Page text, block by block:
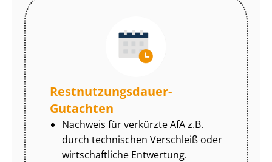
Rest­nut­zungs­dau­er-
Gutachten
Nachweis für verkürzte AfA z.B.
durch technischen Verschleiß oder
wirtschaftliche Entwertung.